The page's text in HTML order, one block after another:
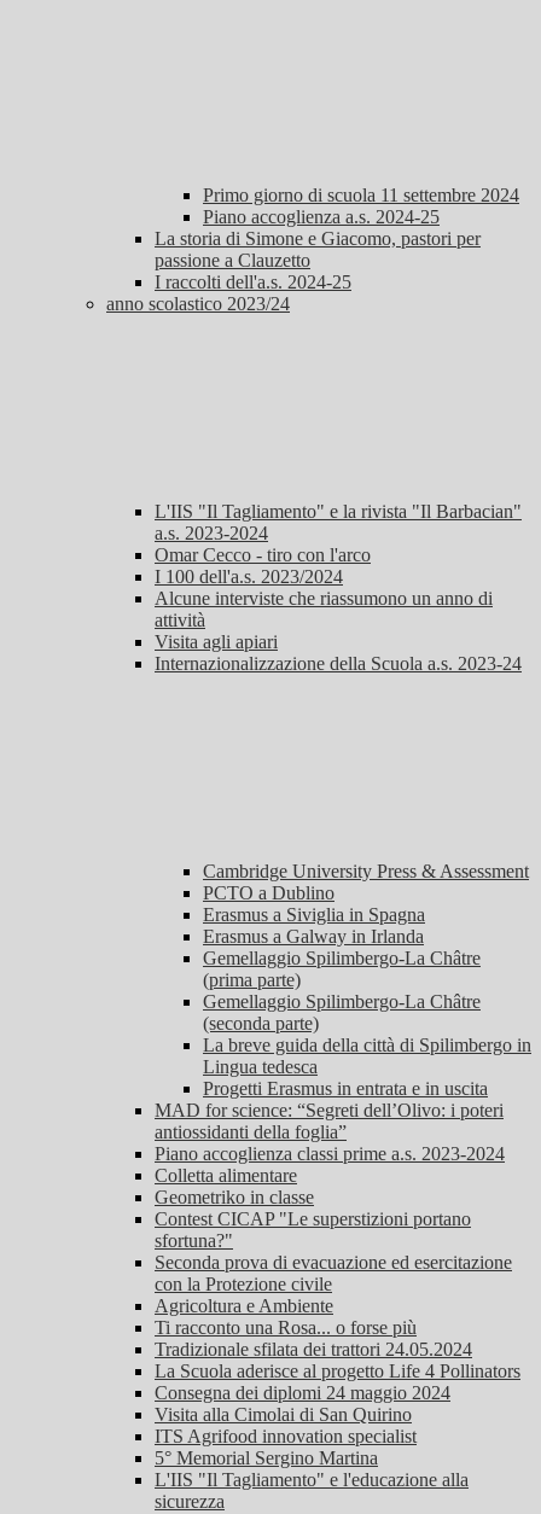
Primo giorno di scuola 11 settembre 2024
Piano accoglienza a.s. 2024-25
La storia di Simone e Giacomo, pastori per
passione a Clauzetto
I raccolti dell'a.s. 2024-25
anno scolastico 2023/24
L'IIS "Il Tagliamento" e la rivista "Il Barbacian"
a.s. 2023-2024
Omar Cecco - tiro con l'arco
I 100 dell'a.s. 2023/2024
Alcune interviste che riassumono un anno di
attività
Visita agli apiari
Internazionalizzazione della Scuola a.s. 2023-24
Cambridge University Press & Assessment
PCTO a Dublino
Erasmus a Siviglia in Spagna
Erasmus a Galway in Irlanda
Gemellaggio Spilimbergo-La Châtre
(prima parte)
Gemellaggio Spilimbergo-La Châtre
(seconda parte)
La breve guida della città di Spilimbergo in
Lingua tedesca
Progetti Erasmus in entrata e in uscita
MAD for science: “Segreti dell’Olivo: i poteri
antiossidanti della foglia”
Piano accoglienza classi prime a.s. 2023-2024
Colletta alimentare
Geometriko in classe
Contest CICAP "Le superstizioni portano
sfortuna?"
Seconda prova di evacuazione ed esercitazione
con la Protezione civile
Agricoltura e Ambiente
Ti racconto una Rosa... o forse più
Tradizionale sfilata dei trattori 24.05.2024
La Scuola aderisce al progetto Life 4 Pollinators
Consegna dei diplomi 24 maggio 2024
Visita alla Cimolai di San Quirino
ITS Agrifood innovation specialist
5° Memorial Sergino Martina
L'IIS "Il Tagliamento" e l'educazione alla
sicurezza